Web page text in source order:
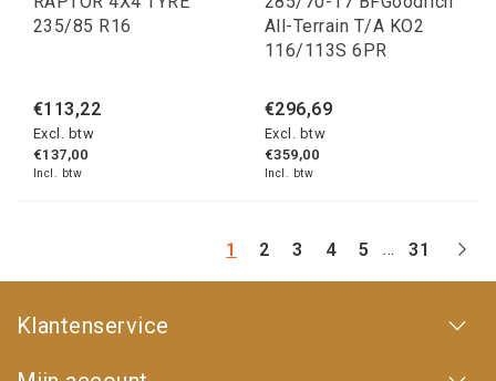
235/85 R16
€113,22
Excl. btw
€137,00
Incl. btw
All-Terrain T/A KO2
116/113S 6PR
€296,69
Excl. btw
€359,00
Incl. btw
1 2 3 4 5 ... 31
Klantenservice